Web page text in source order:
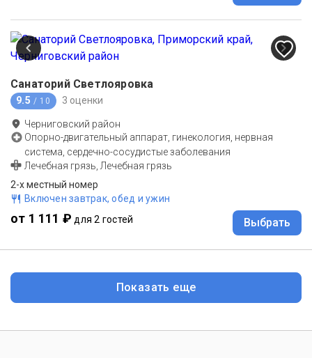
Санаторий Светлояровка
9.5 / 10 3 оценки
Черниговский район
Опорно-двигательный аппарат, гинекология, нервная
система, сердечно-сосудистые заболевания
Лечебная грязь, Лечебная грязь
2-х местный номер
Включен завтрак, обед и ужин
от 1 111 ₽ для 2 гостей Выбрать
Показать еще